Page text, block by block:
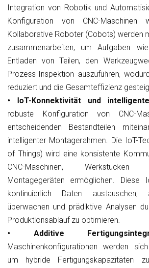
Integration von Robotik und
Konfiguration von CNC-Maschinen
Kollaborative Roboter (Cobots) werden
zusammenarbeiten, um Aufgaben
Entladen von Teilen, den
Prozess-Inspektion auszuführen,
reduziert und die Gesamteffizienz
• IoT-Konnektivität und
robuste Konfiguration von CNC-
entscheidenden Bestandteilen
intelligenter Montagerahmen. Die IoT-
of Things) wird eine konsistente
CNC-Maschinen,
Montagegeräten ermöglichen. Diese
kontinuierlich Daten
überwachen und prädiktive Analysen
Produktionsablauf zu optimieren.
• Additive
Maschinenkonfigurationen werden
um hybride Fertigungskapazitäten